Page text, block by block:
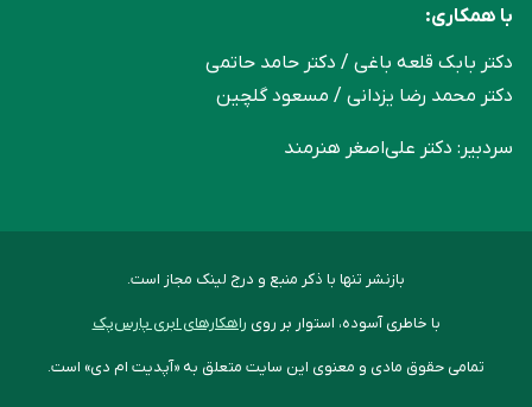
با همکاری:
دکتر بابک قلعه‌ باغی / دکتر حامد حاتمی
دکتر محمد رضا یزدانی / مسعود گلچین
سردبیر: دکتر علی‌اصغر هنرمند
بازنشر تنها با ذکر منبع و درج لینک مجاز است.
با خاطری آسوده، استوار بر روی راهکارهای ابری پارس‌پک
تمامی حقوق مادی و معنوی این سایت متعلق به «آپدیت ام دی» است.